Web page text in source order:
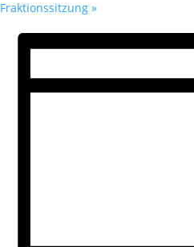
Fraktionssitzung »